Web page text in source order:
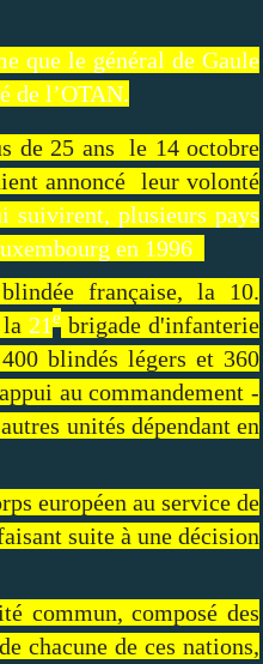
que le général de Gaule
de l’OTAN.
de 25 ans le 14 octobre
annoncé leur volonté
suivirent, plusieurs pays
en 1996
française, la 10.
21e brigade d'infanterie
blindés légers et 360
au commandement -
unités dépendant en
européen au service de
suite à une décision
commun, composé des
chacune de ces nations,